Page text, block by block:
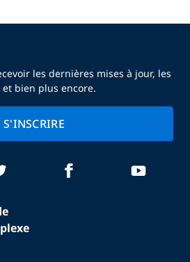
les dernières mises à jour, les
bien plus encore.
S'INSCRIRE